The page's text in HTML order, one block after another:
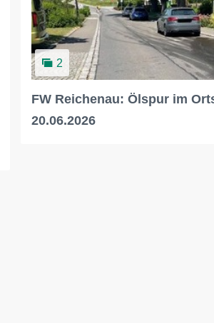
2
FW Reichenau: Ölspur im
20.06.2026